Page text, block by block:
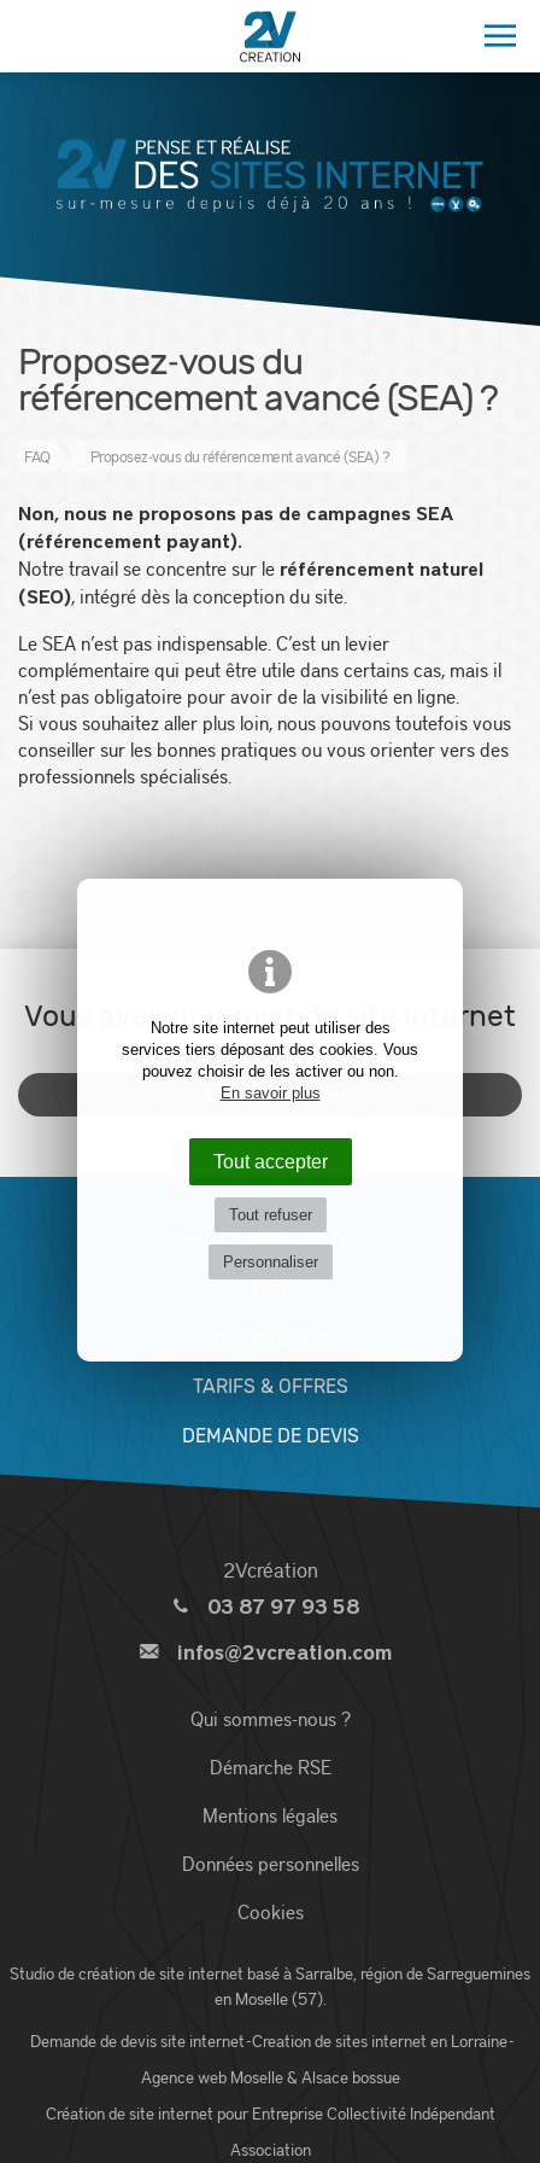
Notre site internet peut utiliser des
services tiers déposant des cookies. Vous
pouvez choisir de les activer ou non.
En savoir plus
Tout accepter
Tout refuser
Personnaliser
Proposez‑vous du
référencement avancé (SEA) ?
FAQ Proposez‑vous du référencement avancé (SEA) ?
Non, nous ne proposons pas de campagnes SEA
(référencement payant).
Notre travail se concentre sur le référencement naturel
(SEO), intégré dès la conception du site.
Le SEA n’est pas indispensable. C’est un levier
complémentaire qui peut être utile dans certains cas, mais il
n’est pas obligatoire pour avoir de la visibilité en ligne.
Si vous souhaitez aller plus loin, nous pouvons toutefois vous
conseiller sur les bonnes pratiques ou vous orienter vers des
professionnels spécialisés.
Vous avez un projet de site internet
?
NOUS CONTACTER
AVIS DE NOS CLIENTS
FAQ
TARIFS & OFFRES
DEMANDE DE DEVIS
2Vcréation
03 87 97 93 58
infos@2vcreation.com
Qui sommes-nous ?
Démarche RSE
Mentions légales
Données personnelles
Cookies
Studio de création de site internet basé à Sarralbe, région de Sarreguemines
en Moselle (57).
Demande de devis site internet-Creation de sites internet en Lorraine-
Agence web Moselle& Alsace bossue
Création de site internet pour EntrepriseCollectivité Indépendant
Association